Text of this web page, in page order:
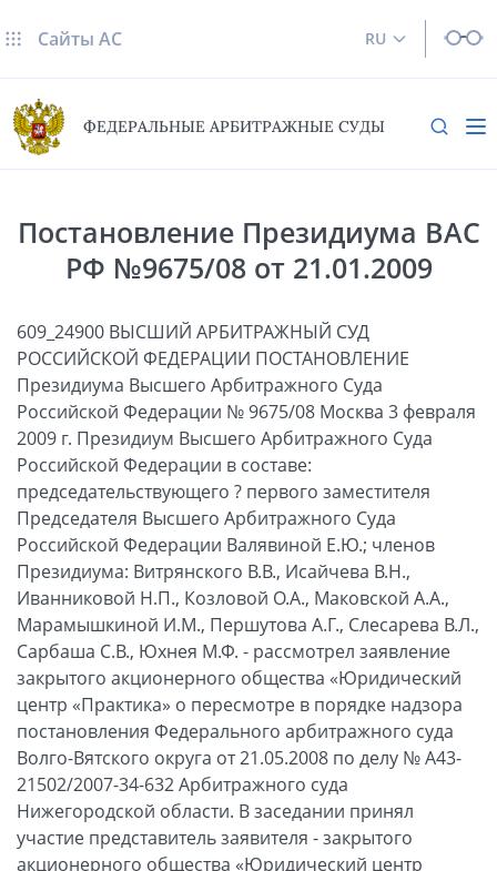
RU
Сайты AC
ФЕДЕРАЛЬНЫЕ АРБИТРАЖНЫЕ СУДЫ
Постановление Президиума ВАС
РФ №9675/08 от 21.01.2009
609_24900 ВЫСШИЙ АРБИТРАЖНЫЙ СУД
РОССИЙСКОЙ ФЕДЕРАЦИИ ПОСТАНОВЛЕНИЕ
Президиума Высшего Арбитражного Суда
Российской Федерации № 9675/08 Москва 3 февраля
2009 г. Президиум Высшего Арбитражного Суда
Российской Федерации в составе:
председательствующего ? первого заместителя
Председателя Высшего Арбитражного Суда
Российской Федерации Валявиной Е.Ю.; членов
Президиума: Витрянского В.В., Исайчева В.Н.,
Иванниковой Н.П., Козловой О.А., Маковской А.А.,
Марамышкиной И.М., Першутова А.Г., Слесарева В.Л.,
Сарбаша С.В., Юхнея М.Ф. - рассмотрел заявление
закрытого акционерного общества «Юридический
центр «Практика» о пересмотре в порядке надзора
постановления Федерального арбитражного суда
Волго-Вятского округа от 21.05.2008 по делу № А43-
21502/2007-34-632 Арбитражного суда
Нижегородской области. В заседании принял
участие представитель заявителя - закрытого
акционерного общества «Юридический центр